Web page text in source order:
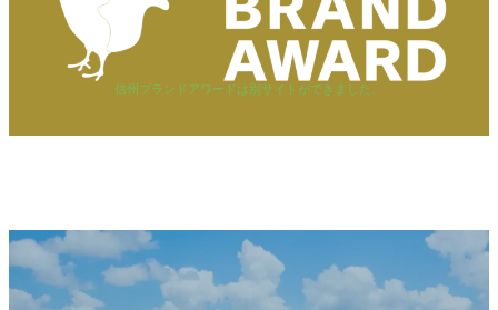
信州ブランドアワードは別サイトができました。